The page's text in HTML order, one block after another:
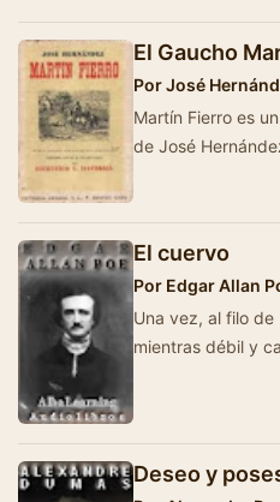
El Gaucho
PorJosé
Martín Fierro es
de José
El cuervo
Por Edgar Allan
Una vez, al filo
mientras débil y
Deseo y